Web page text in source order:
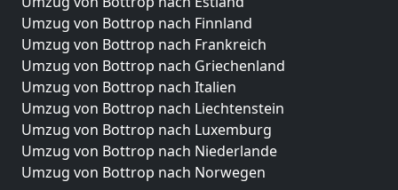
Umzug von Bottrop nach Finnland
Umzug von Bottrop nach Frankreich
Umzug von Bottrop nach Griechenland
Umzug von Bottrop nach Italien
Umzug von Bottrop nach Liechtenstein
Umzug von Bottrop nach Luxemburg
Umzug von Bottrop nach Niederlande
Umzug von Bottrop nach Norwegen